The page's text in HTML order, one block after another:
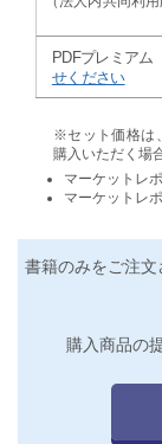
PDFプレミアム
せください
※セット価格は
購入いただく場
マーケットレ
マーケットレ
書籍のみをご注
購入商品の